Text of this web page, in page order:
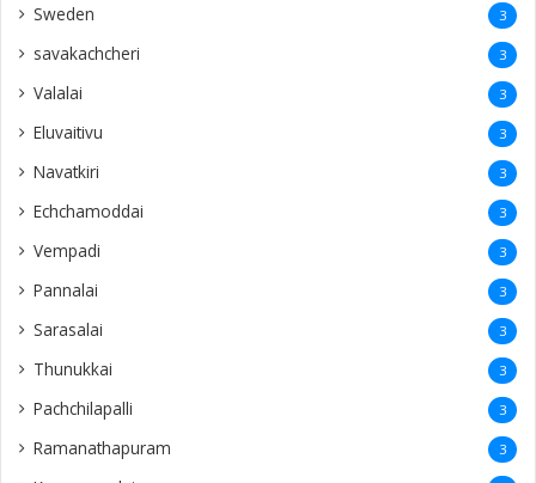
Sweden 3
savakachcheri 3
Valalai 3
Eluvaitivu 3
Navatkiri 3
Echchamoddai 3
Vempadi 3
Pannalai 3
Sarasalai 3
Thunukkai 3
Pachchilapalli 3
Ramanathapuram 3